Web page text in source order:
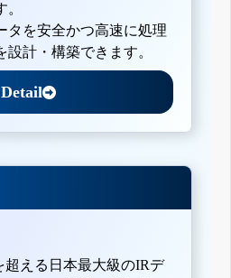
タを安全かつ高速に処理
設計・構築できます。
Detail
超える日本最大級のIRデ